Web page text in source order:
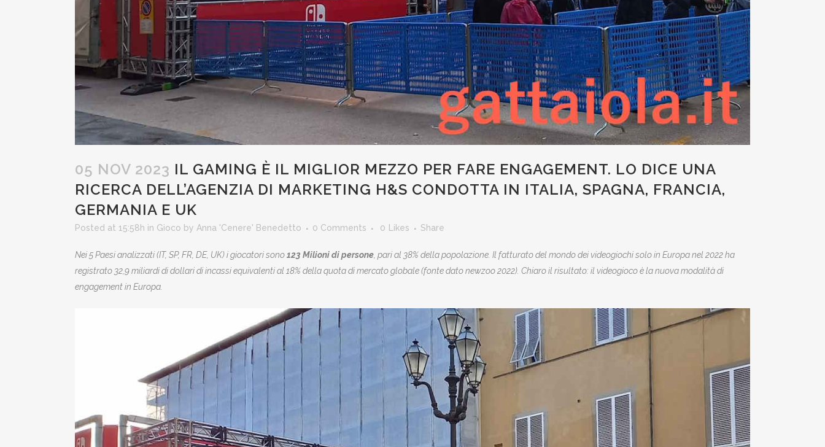
05 NOV 2023 IL GAMING È IL MIGLIOR MEZZO PER FARE ENGAGEMENT. LO DICE UNA
RICERCA DELL’AGENZIA DI MARKETING H&S CONDOTTA IN ITALIA, SPAGNA, FRANCIA,
GERMANIA E UK
Posted at 15:58h in Gioco by Anna 'Cenere' Benedetto 0 Comments 0 Likes Share
Nei 5 Paesi analizzati (IT, SP, FR, DE, UK) i giocatori sono123 Milioni di persone, pari al 38% della popolazione. Il fatturato del mondo dei videogiochi solo in Europa nel 2022 ha
registrato 32,9 miliardi di dollari di incassi equivalenti al 18% della quota di mercato globale (fonte dato newzoo 2022). Chiaro il risultato: il videogioco è la nuova modalità di
engagement in Europa.